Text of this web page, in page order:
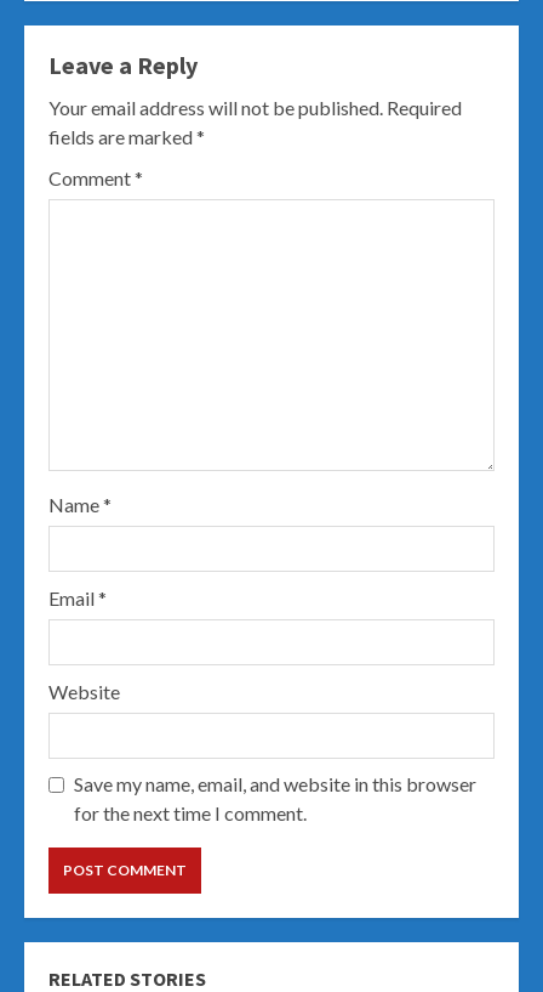
Leave a Reply
Your email address will not be published. Required
fields are marked*
Comment*
Name*
Email*
Website
Save my name, email, and website in this browser
for the next time I comment.
RELATED STORIES